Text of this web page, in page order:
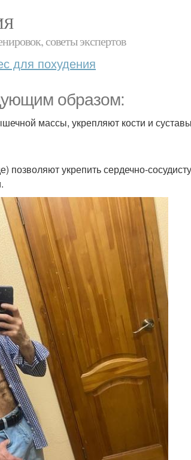
советы экспертов
для похудения
образом:
массы, укрепляют кости и
позволяют укрепить сердечно-